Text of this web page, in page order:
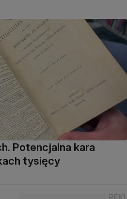
Potencjalna kara
tysięcy